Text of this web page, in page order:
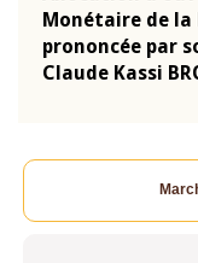
Monétaire de la
prononcée par
Claude Kassi